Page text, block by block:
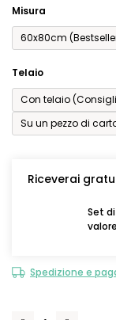
Misura
60x80cm
Telaio
Con telaio
Su un pezzo di
Riceverai
Set
Spedizione e